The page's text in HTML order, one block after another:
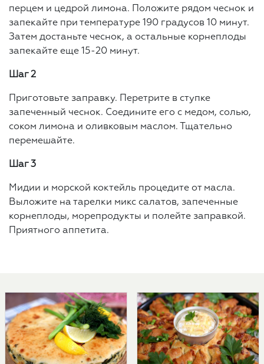
перцем и цедрой лимона. Положите рядом чеснок и
запекайте при температуре 190 градусов 10 минут.
Затем достаньте чеснок, а остальные корнеплоды
запекайте еще 15-20 минут.
Шаг 2
Приготовьте заправку. Перетрите в ступке
запеченный чеснок. Соедините его с медом, солью,
соком лимона и оливковым маслом. Тщательно
перемешайте.
Шаг 3
Мидии и морской коктейль процедите от масла.
Выложите на тарелки микс салатов, запеченные
корнеплоды, морепродукты и полейте заправкой.
Приятного аппетита.